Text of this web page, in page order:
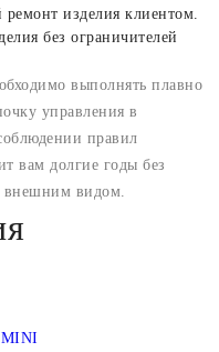
ремонт изделия клиентом.
без ограничителей
выполнять плавно
управления в
правил
вам долгие годы без
внешним видом.
MINI